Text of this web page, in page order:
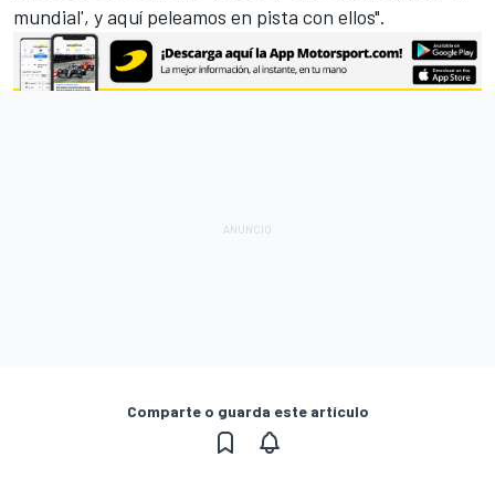
mundial', y aquí peleamos en pista con ellos".
Comparte o guarda este artículo